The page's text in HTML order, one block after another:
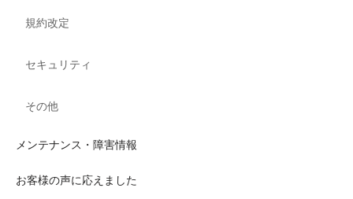
規約改定
セキュリティ
その他
メンテナンス・障害情報
お客様の声に応えました